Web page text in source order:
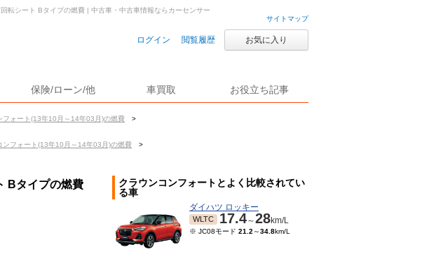
サイトマップ
ログイン 閲覧履歴 お気に入り
保険/ローン/他 車買取 お役立ち記事
フォート(13年10月～14年03月)の燃費
>
ンフォート(13年10月～14年03月)の燃費
>
転シート Bタイプの燃費 | 中古車・中古車情報ならカーセンサー
Bタイプの燃費
クラウンコンフォートとよく比較されてい
る車
ダイハツ ロッキー
WLTC 17.4～28km/L
※ JC08モード 21.2 ～34.8km/L